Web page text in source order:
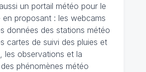
un portail météo pour le
en proposant : les webcams
données des stations météo
cartes de suivi des pluies et
les observations et la
phénomènes météo